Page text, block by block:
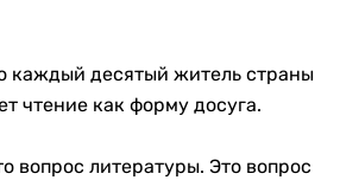
каждый десятый житель страны
чтение как форму досуга.
вопрос литературы. Это вопрос